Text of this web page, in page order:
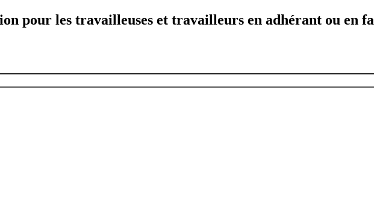
pour les travailleuses et travailleurs en adhérant ou en